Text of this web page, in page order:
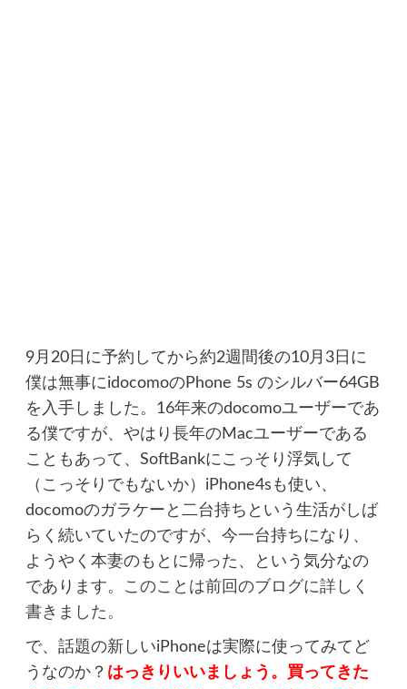
9月20日に予約してから約2週間後の10月3日に
僕は無事にidocomoのPhone 5s のシルバー64GB
を入手しました。16年来のdocomoユーザーであ
る僕ですが、やはり長年のMacユーザーである
こともあって、SoftBankにこっそり浮気して
（こっそりでもないか）iPhone4sも使い、
docomoのガラケーと二台持ちという生活がしば
らく続いていたのですが、今一台持ちになり、
ようやく本妻のもとに帰った、という気分なの
であります。
このことは前回のブログに詳しく
書きました。
で、話題の新しいiPhoneは実際に使ってみてど
うなのか？ はっきりいいましょう。買ってきた